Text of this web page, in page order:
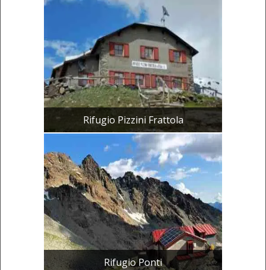
Rifugio Pizzini Frattola
Rifugio Ponti